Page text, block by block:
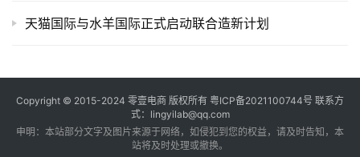
天猫国际与水羊国际正式启动联合造新计划
Copyright © 2015-2024 零壹电商 版权所有 粤ICP备2021100744号 联系方
式：lingyilab@qq.com
申明：本站部分文字及图片来源于网络，如侵犯到您的权益，请及时告知，本
站将及时处理或撤换。